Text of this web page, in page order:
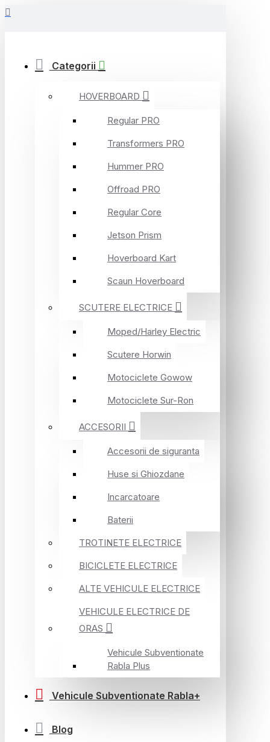
Categorii
HOVERBOARD
Regular PRO
Transformers PRO
Hummer PRO
Offroad PRO
Regular Core
Jetson Prism
Hoverboard Kart
Scaun Hoverboard
SCUTERE ELECTRICE
Moped/Harley Electric
Scutere Horwin
Motociclete Gowow
Motociclete Sur-Ron
ACCESORII
Accesorii de siguranta
Huse si Ghiozdane
Incarcatoare
Baterii
TROTINETE ELECTRICE
BICICLETE ELECTRICE
ALTE VEHICULE ELECTRICE
VEHICULE ELECTRICE DE
ORAS
Vehicule Subventionate
Rabla Plus
Vehicule Subventionate Rabla+
Blog